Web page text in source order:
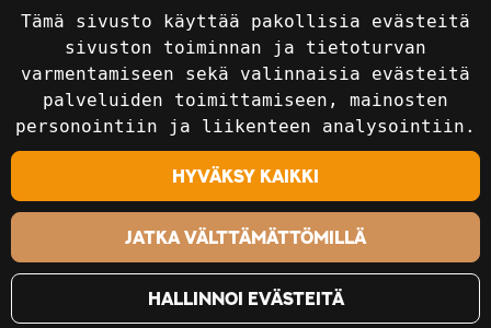
Tämä sivusto käyttää pakollisia evästeitä
sivuston toiminnan ja tietoturvan
varmentamiseen sekä valinnaisia evästeitä
palveluiden toimittamiseen, mainosten
personointiin ja liikenteen analysointiin.
Hyväksy kaikki
Jatka välttämättömillä
Hallinnoi evästeitä
Toimitusehdot
Seuraa sosiaalisessa mediassa